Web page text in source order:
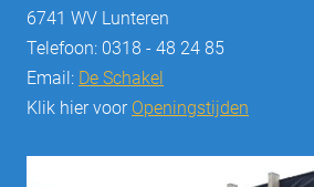
6741 WV Lunteren
Telefoon: 0318 - 48 24 85
Email: De Schakel
Klik hier voor Openingstijden